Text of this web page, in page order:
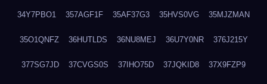
34Y7PBO1 357AGF1F 35AF37G3 35HVS0VG 35MJZMAN
35O1QNFZ 36HUTLDS 36NU8MEJ 36U7Y0NR 376J215Y
377SG7JD 37CVGS0S 37IHO75D 37JQKID8 37X9FZP9